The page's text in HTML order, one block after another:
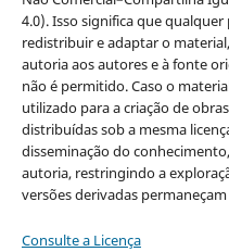
4.0). Isso significa que
redistribuir e adaptar o
autoria aos autores e à fonte
não é permitido. Caso o
utilizado para a criação de
distribuídas sob a mesma
disseminação do
autoria, restringindo a
versões derivadas
Consulte a Licença